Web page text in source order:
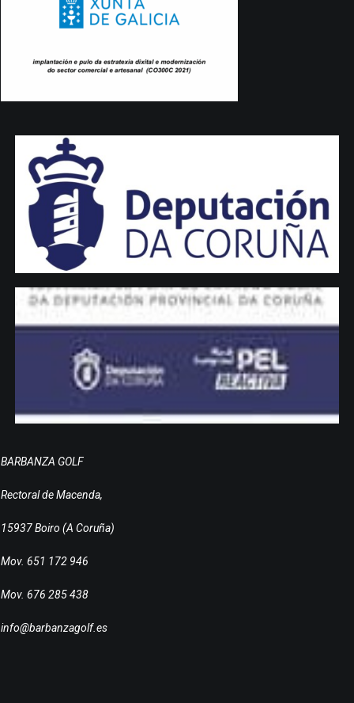
BARBANZA GOLF
Rectoral de Macenda,
15937 Boiro (A Coruña)
Mov. 651 172 946
Mov. 676 285 438
info@barbanzagolf.es